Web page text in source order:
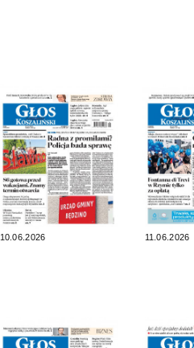
10.06.2026 11.06.2026